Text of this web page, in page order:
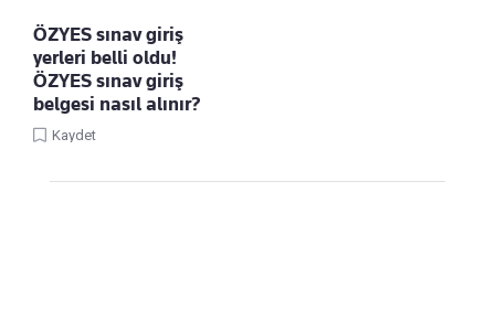
ÖZYES sınav giriş
yerleri belli oldu!
ÖZYES sınav giriş
belgesi nasıl alınır?
Kaydet